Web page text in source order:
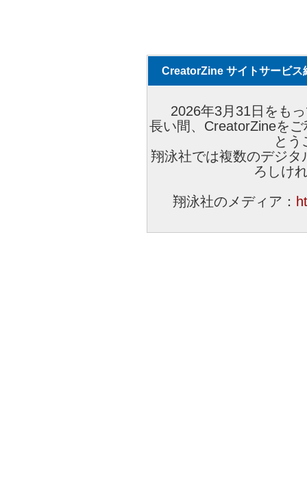
CreatorZine サイトサービス
2026年3月31日をも
長い間、CreatorZineを
とう
翔泳社では複数のデジ
ろしけ
翔泳社のメディア：